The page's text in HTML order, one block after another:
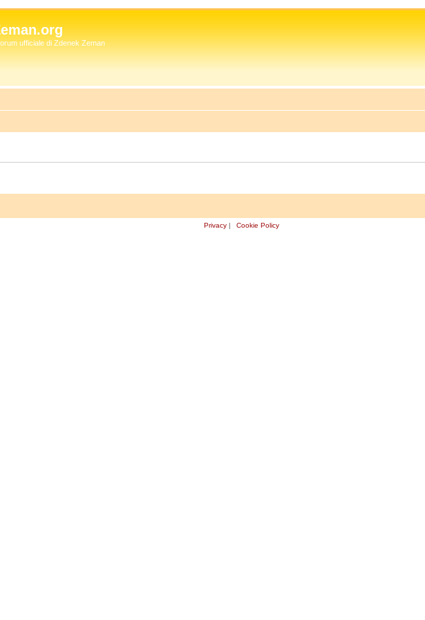
ufficiale di Zdenek Zeman
Privacy | Cookie Policy